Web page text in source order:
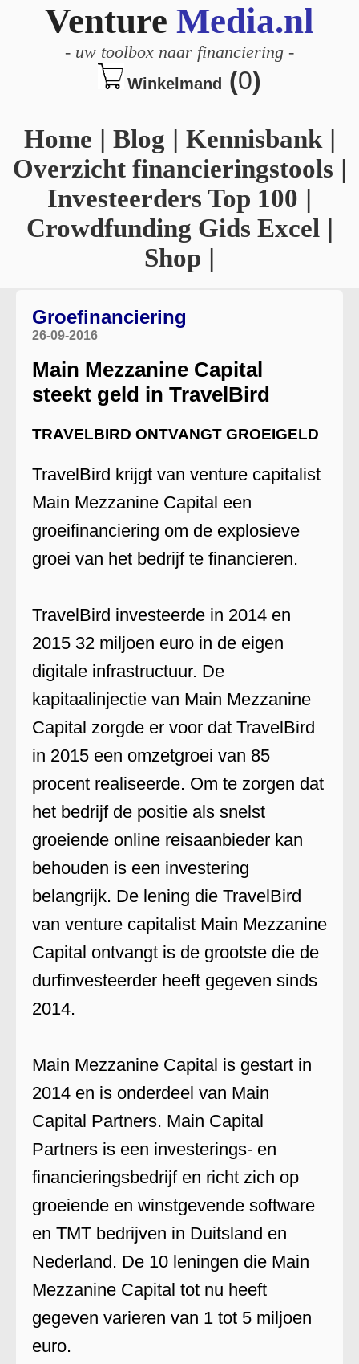
Venture Media.nl
- uw toolbox naar financiering -
Winkelmand (0)
Home | Blog | Kennisbank|
Overzicht financieringstools |
Investeerders Top 100 |
Crowdfunding Gids Excel |
Shop |
Groefinanciering
26-09-2016
Main Mezzanine Capital
steekt geld in TravelBird
TRAVELBIRD ONTVANGT GROEIGELD
TravelBird krijgt van venture capitalist
Main Mezzanine Capital een
groeifinanciering om de explosieve
groei van het bedrijf te financieren.
TravelBird investeerde in 2014 en
2015 32 miljoen euro in de eigen
digitale infrastructuur. De
kapitaalinjectie van Main Mezzanine
Capital zorgde er voor dat TravelBird
in 2015 een omzetgroei van 85
procent realiseerde. Om te zorgen dat
het bedrijf de positie als snelst
groeiende online reisaanbieder kan
behouden is een investering
belangrijk. De lening die TravelBird
van venture capitalist Main Mezzanine
Capital ontvangt is de grootste die de
durfinvesteerder heeft gegeven sinds
2014.
Main Mezzanine Capital is gestart in
2014 en is onderdeel van Main
Capital Partners. Main Capital
Partners is een investerings- en
financieringsbedrijf en richt zich op
groeiende en winstgevende software
en TMT bedrijven in Duitsland en
Nederland. De 10 leningen die Main
Mezzanine Capital tot nu heeft
gegeven varieren van 1 tot 5 miljoen
euro.